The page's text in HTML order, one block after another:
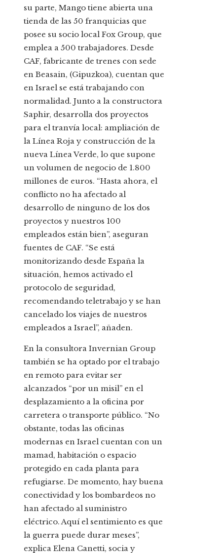
su parte, Mango tiene abierta una
tienda de las 50 franquicias que
posee su socio local Fox Group, que
emplea a 500 trabajadores. Desde
CAF, fabricante de trenes con sede
en Beasain, (Gipuzkoa), cuentan que
en Israel se está trabajando con
normalidad. Junto a la constructora
Saphir, desarrolla dos proyectos
para el tranvía local: ampliación de
la Línea Roja y construcción de la
nueva Línea Verde, lo que supone
un volumen de negocio de 1.800
millones de euros. “Hasta ahora, el
conflicto no ha afectado al
desarrollo de ninguno de los dos
proyectos y nuestros 100
empleados están bien”, aseguran
fuentes de CAF. “Se está
monitorizando desde España la
situación, hemos activado el
protocolo de seguridad,
recomendando teletrabajo y se han
cancelado los viajes de nuestros
empleados a Israel”, añaden.
En la consultora Invernian Group
también se ha optado por el trabajo
en remoto para evitar ser
alcanzados “por un misil” en el
desplazamiento a la oficina por
carretera o transporte público. “No
obstante, todas las oficinas
modernas en Israel cuentan con un
mamad, habitación o espacio
protegido en cada planta para
refugiarse. De momento, hay buena
conectividad y los bombardeos no
han afectado al suministro
eléctrico. Aquí el sentimiento es que
la guerra puede durar meses”,
explica Elena Canetti, socia y